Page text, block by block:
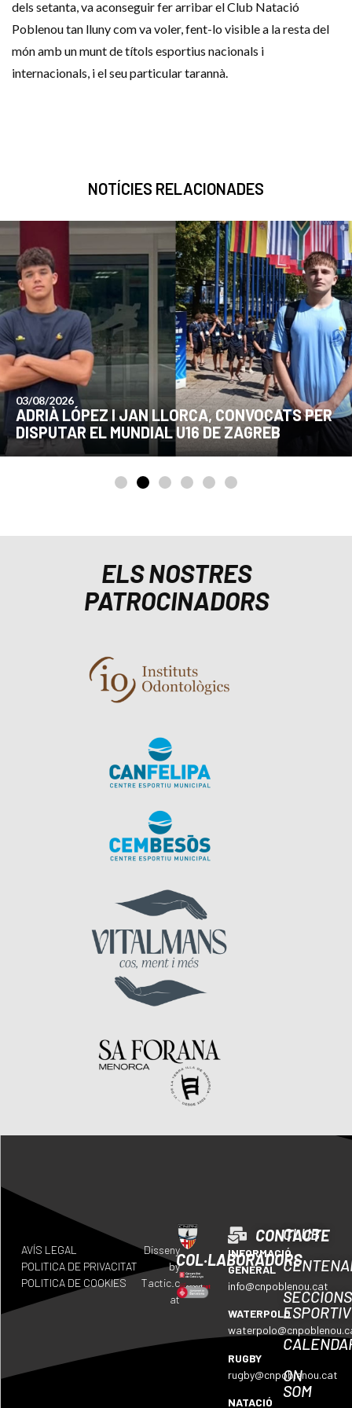
dels setanta, va aconseguir fer arribar el Club Natació
Poblenou tan lluny com va voler, fent-lo visible a la resta del
món amb un munt de títols esportius nacionals i
internacionals, i el seu particular tarannà.
NOTÍCIES RELACIONADES
24/07/2026
COMUNICAT DE LA JUNTA DIRECTIVA SOBRE
EL MOMENT ACTUAL DEL CLUB
ELS NOSTRES
PATROCINADORS
COL·LABORADORS
CONTACTE
INFORMACIÓ
GENERAL
info@cnpoblenou.cat
WATERPOLO
RUGBY
rugby@cnpoblenou.cat
NATACIÓ
CLUB
SECCIONS
ON
SOM
AVÍS LEGAL
POLITICA DE PRIVACITAT
POLITICA DE COOKIES
Disseny
by
Tactic.c
at